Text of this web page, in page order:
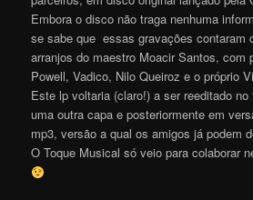
Embora o disco não traga nenhuma
se sabe que essas gravações contaram
arranjos do maestro Moacir Santos, com
Powell, Vadico, Nilo Queiroz e o próprio
Este lp voltaria (claro!) a ser reeditado
uma outra capa e posteriormente em
mp3, versão a qual os amigos já podem
O Toque Musical só veio para colaborar